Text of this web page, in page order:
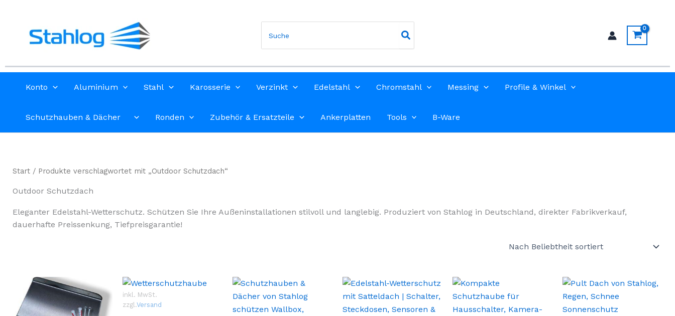
springen
for:
Konto Aluminium Stahl Karosserie Verzinkt Edelstahl Chromstahl Messing Profile & Winkel
Schutzhauben & Dächer Ronden Zubehör & Ersatzteile Ankerplatten Tools B-Ware
Start / Produkte verschlagwortet mit „Outdoor Schutzdach“
Outdoor Schutzdach
Eleganter Edelstahl-Wetterschutz. Schützen Sie Ihre Außeninstallationen stilvoll und langlebig. Produziert von Stahlog in Deutschland, direkter Fabrikverkauf,
dauerhafte Preissenkung, Tiefpreisgarantie!
inkl. MwSt.
zzgl.Versand